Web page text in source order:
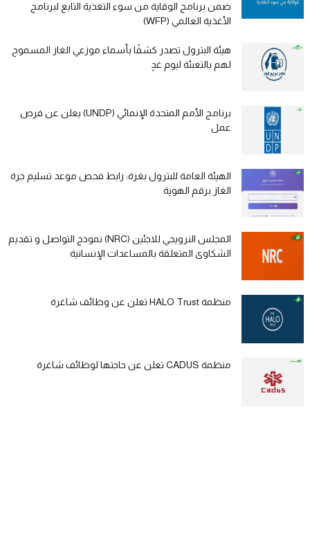
ضمن برنامج الوقاية من سوء التغذية التابع لبرنامج
الأغذية العالمي (WFP)
هيئة البترول تصدر كشفًا بأسماء موزعي الغاز المسموح
لهم بالتعبئة ليوم غدٍ
برنامج الأمم المتحدة الإنمائي (UNDP) يعلن عن فرص
عمل
الهيئة العامة للبترول بغزة: رابط فحص موعد تسليم جرة
الغاز برقم الهوية
المجلس النرويجي للاجئين (NRC) نموذج التواصل و تقديم
الشكاوى المتعلقة بالمساعدات الإنسانية
منظمة HALO Trust تعلن عن وظائف شاغرة
منظمة CADUS تعلن عن حاجتها لوظائف شاغرة